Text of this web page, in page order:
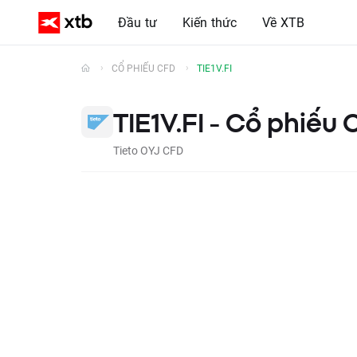
Đầu tư Kiến thức Về XTB
CỔ PHIẾU CFD TIE1V.FI
TIE1V.FI - Cổ phiếu
Tieto OYJ CFD